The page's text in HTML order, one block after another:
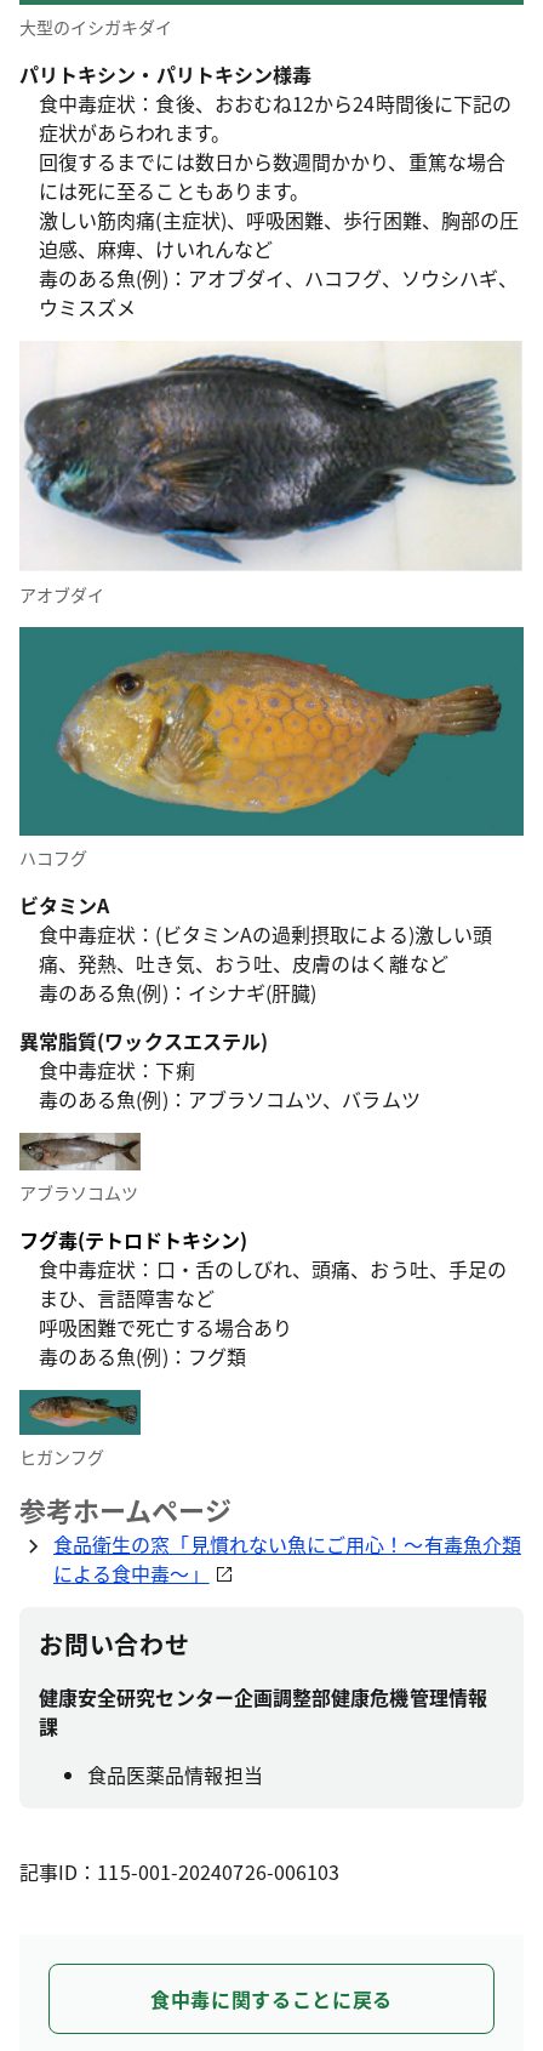
大型のイシガキダイ
パリトキシン・パリトキシン様毒
食中毒症状：食後、おおむね12から24時間後に下記の
症状があらわれます。
回復するまでには数日から数週間かかり、重篤な場合
には死に至ることもあります。
激しい筋肉痛(主症状)、呼吸困難、歩行困難、胸部の圧
迫感、麻痺、けいれんなど
毒のある魚(例)：アオブダイ、ハコフグ、ソウシハギ、
ウミスズメ
アオブダイ
ハコフグ
ビタミンA
食中毒症状：(ビタミンAの過剰摂取による)激しい頭
痛、発熱、吐き気、おう吐、皮膚のはく離など
毒のある魚(例)：イシナギ(肝臓)
異常脂質(ワックスエステル)
食中毒症状：下痢
毒のある魚(例)：アブラソコムツ、バラムツ
アブラソコムツ
フグ毒(テトロドトキシン)
食中毒症状：口・舌のしびれ、頭痛、おう吐、手足の
まひ、言語障害など
呼吸困難で死亡する場合あり
毒のある魚(例)：フグ類
ヒガンフグ
参考ホームページ
食品衛生の窓「見慣れない魚にご用心！～有毒魚介類
による食中毒～」
お問い合わせ
健康安全研究センター企画調整部健康危機管理情報
課
食品医薬品情報担当
記事ID：115-001-20240726-006103
食中毒に関することに戻る